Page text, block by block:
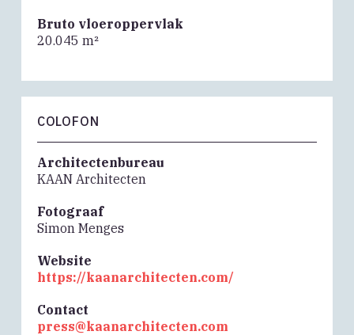
Bruto vloeroppervlak
20.045 m²
COLOFON
Architectenbureau
KAAN Architecten
Fotograaf
Simon Menges
Website
https://kaanarchitecten.com/
Contact
press@kaanarchitecten.com